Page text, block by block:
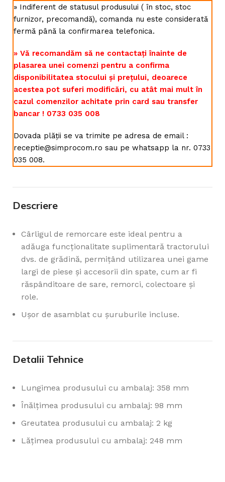
» Indiferent de statusul produsului ( în stoc, stoc
furnizor, precomandă), comanda nu este considerată
fermă până la confirmarea telefonica.
» Vă recomandăm să ne contactați înainte de
plasarea unei comenzi pentru a confirma
disponibilitatea stocului și prețului, deoarece
acestea pot suferi modificări, cu atât mai mult în
cazul comenzilor achitate prin card sau transfer
bancar ! 0733 035 008
Dovada plății se va trimite pe adresa de email :
receptie@simprocom.ro sau pe whatsapp la nr. 0733
035 008.
Descriere
Cârligul de remorcare este ideal pentru a
adăuga funcționalitate suplimentară tractorului
dvs. de grădină, permițând utilizarea unei game
largi de piese și accesorii din spate, cum ar fi
răspânditoare de sare, remorci, colectoare și
role.
Ușor de asamblat cu șuruburile incluse.
Detalii Tehnice
Lungimea produsului cu ambalaj: 358 mm
Înălțimea produsului cu ambalaj: 98 mm
Greutatea produsului cu ambalaj: 2 kg
Lățimea produsului cu ambalaj: 248 mm